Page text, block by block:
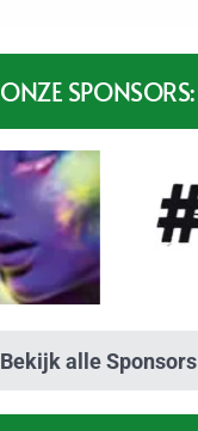
ONZE SPONSORS:
Bekijk alle Sponsors